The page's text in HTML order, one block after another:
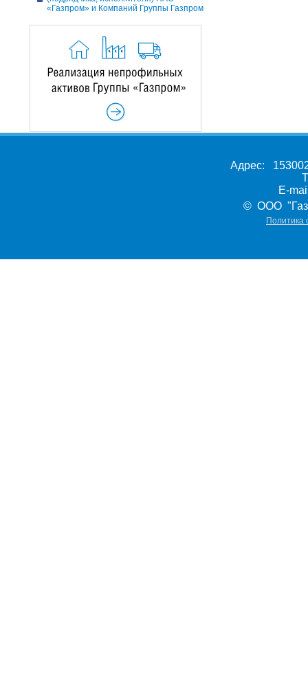
«Газпром» и Компаний Группы Газпром
Адрес:
E-
© ООО
Политика